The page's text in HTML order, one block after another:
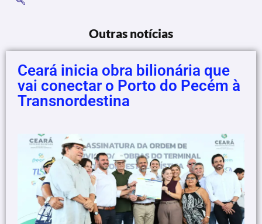
Outras notícias
Ceará inicia obra bilionária que
vai conectar o Porto do Pecém à
Transnordestina